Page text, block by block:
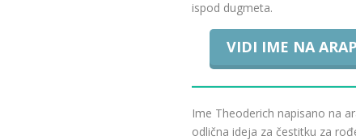
ispod dugmeta.
VIDI IME NA
Ime Theoderich napisano na
odlična ideja za čestitku za